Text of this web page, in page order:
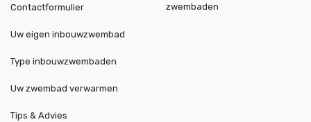
Contactformulier
zwembaden
Uw eigen inbouwzwembad
Type inbouwzwembaden
Uw zwembad verwarmen
Tips & Advies